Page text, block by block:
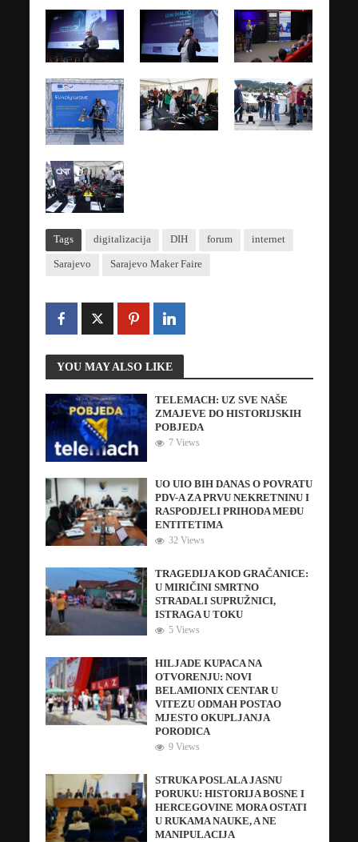
Tags digitalizacija DIH forum internet
Sarajevo Sarajevo Maker Faire
YOU MAY ALSO LIKE
TELEMACH: UZ SVE NAŠE
ZMAJEVE DO HISTORIJSKIH
POBJEDA
7 Views
UO UIO BIH DANAS O POVRATU
PDV-A ZA PRVU NEKRETNINU I
RASPODJELI PRIHODA MEĐU
ENTITETIMA
32 Views
TRAGEDIJA KOD GRAČANICE:
U MIRIČINI SMRTNO
STRADALI SUPRUŽNICI,
ISTRAGA U TOKU
5 Views
HILJADE KUPACA NA
OTVORENJU: NOVI
BELAMIONIX CENTAR U
VITEZU ODMAH POSTAO
MJESTO OKUPLJANJA
PORODICA
9 Views
STRUKA POSLALA JASNU
PORUKU: HISTORIJA BOSNE I
HERCEGOVINE MORA OSTATI
U RUKAMA NAUKE, A NE
MANIPULACIJA